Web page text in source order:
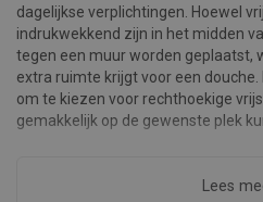
dagelijkse verplichtingen. Hoewel
indrukwekkend zijn in het midden
tegen een muur worden geplaatst,
extra ruimte krijgt voor een
om te kiezen voor rechthoekige
gemakkelijk op de gewenste plek
. Een van
Lees